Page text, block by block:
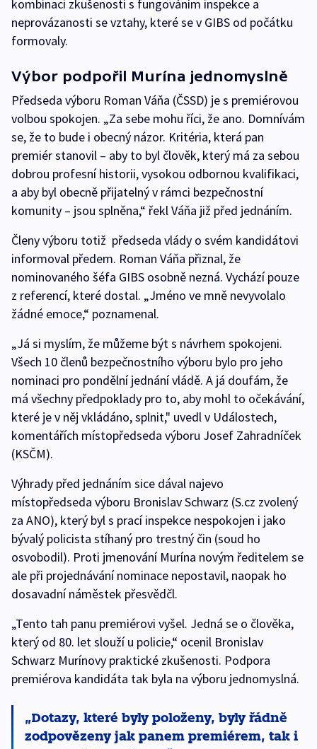
kombinaci zkušenosti s fungováním inspekce a
neprovázanosti se vztahy, které se v GIBS od počátku
formovaly.
Výbor podpořil Murína jednomyslně
Předseda výboru Roman Váňa (ČSSD) je s premiérovou
volbou spokojen. „Za sebe mohu říci, že ano. Domnívám
se, že to bude i obecný názor. Kritéria, která pan
premiér stanovil – aby to byl člověk, který má za sebou
dobrou profesní historii, vysokou odbornou kvalifikaci,
a aby byl obecně přijatelný v rámci bezpečnostní
komunity – jsou splněna,“ řekl Váňa již před jednáním.
Členy výboru totiž předseda vlády o svém kandidátovi
informoval předem. Roman Váňa přiznal, že
nominovaného šéfa GIBS osobně nezná. Vychází pouze
z referencí, které dostal. „Jméno ve mně nevyvolalo
žádné emoce,“ poznamenal.
„Já si myslím, že můžeme být s návrhem spokojeni.
Všech 10 členů bezpečnostního výboru bylo pro jeho
nominaci pro pondělní jednání vládě. A já doufám, že
má všechny předpoklady pro to, aby mohl to očekávání,
které je v něj vkládáno, splnit," uvedl v Událostech,
komentářích místopředseda výboru Josef Zahradníček
(KSČM).
Výhrady před jednáním sice dával najevo
místopředseda výboru Bronislav Schwarz (S.cz zvolený
za ANO), který byl s prací inspekce nespokojen i jako
bývalý policista stíhaný pro trestný čin (soud ho
osvobodil). Proti jmenování Murína novým ředitelem se
ale při projednávání nominace nepostavil, naopak ho
dosavadní náměstek přesvědčl.
„Tento tah panu premiérovi vyšel. Jedná se o člověka,
který od 80. let slouží u policie,“ ocenil Bronislav
Schwarz Murínovy praktické zkušenosti. Podpora
premiérova kandidáta tak byla na výboru jednomyslná.
Dotazy, které byly položeny, byly řádně
zodpovězeny jak panem premiérem, tak i